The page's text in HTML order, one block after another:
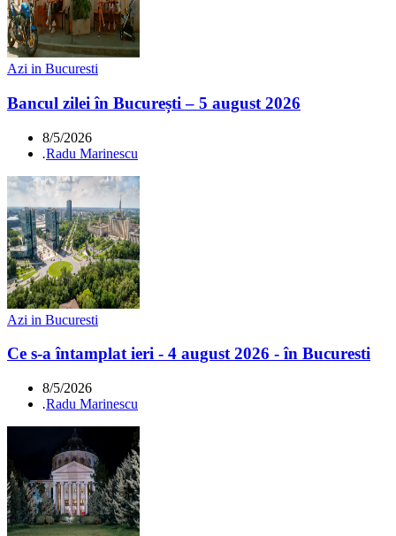
Azi in Bucuresti
Bancul zilei în București – 5 august 2026
8/5/2026
.Radu Marinescu
Azi in Bucuresti
Ce s-a întamplat ieri - 4 august 2026 - în Bucuresti
8/5/2026
.Radu Marinescu